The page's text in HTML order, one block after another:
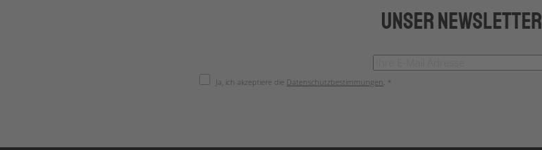
Unser Newsletter
Ja, ich akzeptiere die Datenschutzbestimmungen. *